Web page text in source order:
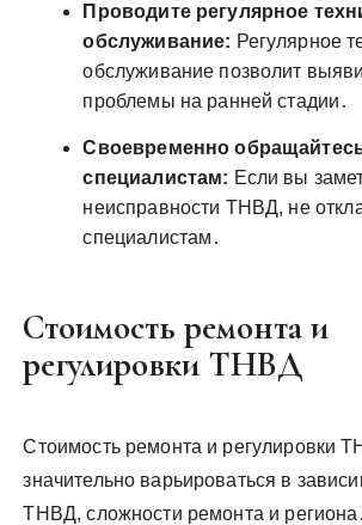
Проводите регулярное
обслуживание: Регулярное
обслуживание позволит
проблемы на ранней стадии․
Своевременно
специалистам: Если вы
неисправности ТНВД, не
специалистам․
Стоимость ремонта и
регулировки ТНВД
Стоимость ремонта и регулировки
значительно варьироваться в
ТНВД, сложности ремонта и